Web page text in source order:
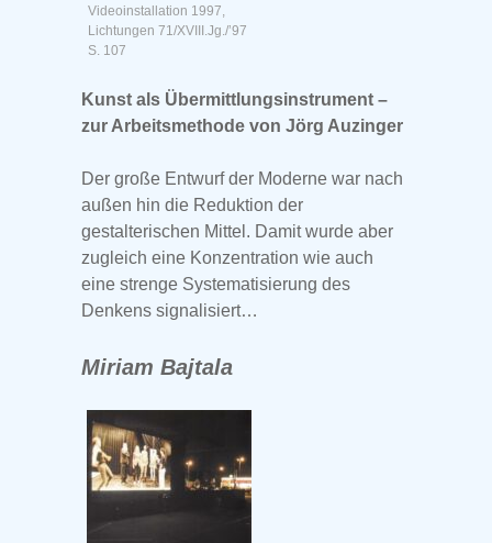
Videoinstallation 1997,
Lichtungen 71/XVIII.Jg./’97
S. 107
Kunst als Übermittlungsinstrument –
zur Arbeitsmethode von Jörg Auzinger
Der große Entwurf der Moderne war nach
außen hin die Reduktion der
gestalterischen Mittel. Damit wurde aber
zugleich eine Konzentration wie auch
eine strenge Systematisierung des
Denkens signalisiert…
Miriam Bajtala